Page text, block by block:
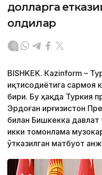
долларга
олдилар
BISHKEK. Кazinform –
иқтисодиётига сармоя
бири. Бу ҳақда Туркия
Эрдоған Қирғизистон
билан Бишкекка давлат
икки томонлама
ўтказилган матбуот